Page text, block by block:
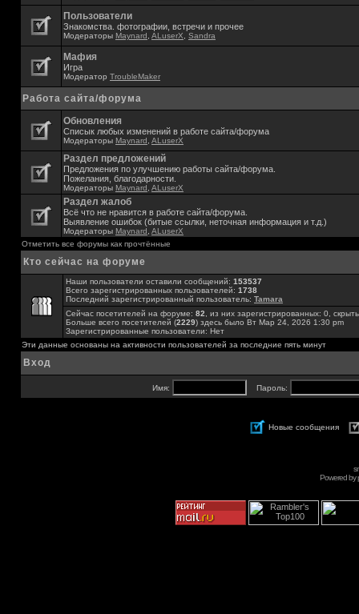
Пользователи
Знакомства. фотографии, встречи и прочее
Модераторы Maynard ALuserX Sandra
Мафия
Игра
Модератор TroubleMaker
Работа сайта/форума
Обновления
Списык любых изменений в работе сайта/форума
Модераторы Maynard ALuserX
Раздел предложений
Предложения по улучшению работы сайта/форума.
Пожелания, благодарности.
Модераторы Maynard ALuserX
Раздел жалоб
Всё что не нравится в работе сайта/форума.
Выявление ошибок (битые ссылки, неточная информация и т.д.)
Модераторы Maynard ALuserX
Отметить все форумы как прочтённые
Кто сейчас на форуме
Наши пользователи оставили сообщений: 153537
Всего зарегистрированных пользователей: 1738
Последний зарегистрированный пользователь: Tamara
Сейчас посетителей на форуме: 82 , из них зарегистрированных: 0,
Больше всего посетителей (2229) здесь было Вт Мар 24, 2026 1:30 pm
Зарегистрированные пользователи: Нет
Эти данные основаны на активности пользователей за последние пять минут
Вход
Имя: Пароль:
Новые сообщения
Powered by